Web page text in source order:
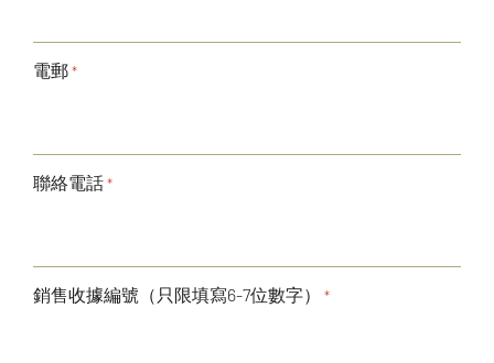
電郵 *
聯絡電話 *
銷售收據編號（只限填寫6-7位數字） *